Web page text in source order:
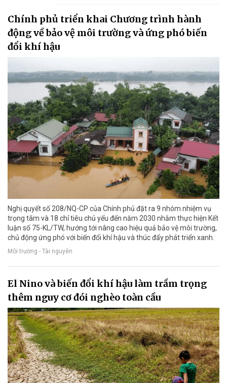
Chính phủ triển khai Chương trình hành
động về bảo vệ môi trường và ứng phó biến
đổi khí hậu
Nghị quyết số 208/NQ-CP của Chính phủ đặt ra 9 nhóm nhiệm vụ
trọng tâm và 18 chỉ tiêu chủ yếu đến năm 2030 nhằm thực hiện Kết
luận số 75-KL/TW, hướng tới nâng cao hiệu quả bảo vệ môi trường,
chủ động ứng phó với biến đổi khí hậu và thúc đẩy phát triển xanh.
Môi trường - Tài nguyên
El Nino và biến đổi khí hậu làm trầm trọng
thêm nguy cơ đói nghèo toàn cầu